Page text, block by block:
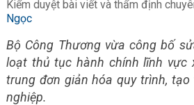
Kiểm duyệt bài viết và thẩm định
Ngọc
Bộ Công Thương vừa công bố
loạt thủ tục hành chính lĩnh vực
trung đơn giản hóa quy trình,
nghiệp.